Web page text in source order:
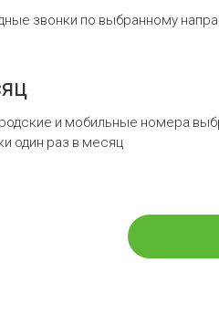
звонки по выбранному
и мобильные номера
один раз в месяц